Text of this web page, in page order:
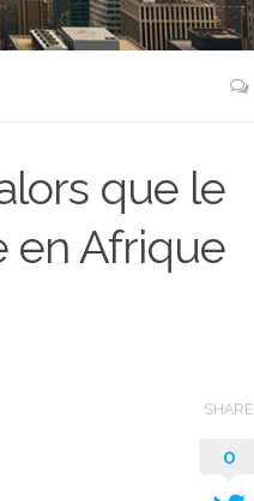
que le
en Afrique
SHARE
0